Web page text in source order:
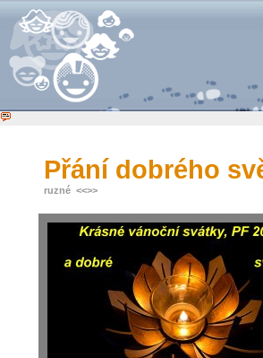
Přání dobrého
ruzné <<>>